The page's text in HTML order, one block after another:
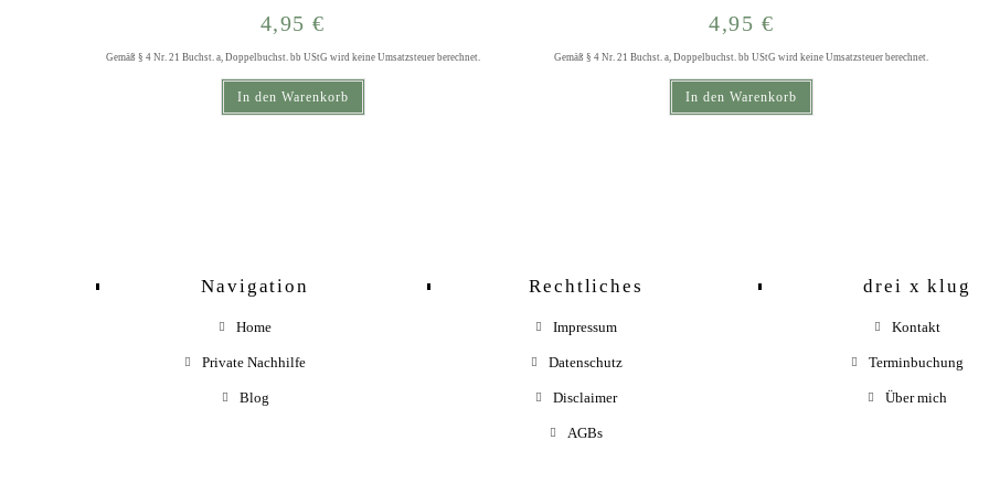
4,95€
Gemäß § 4 Nr. 21 Buchst. a, Doppelbuchst. bb UStG wird keine Umsatzsteuer berechnet.
In den Warenkorb
4,95 €
Gemäß § 4 Nr. 21 Buchst. a, Doppelbuchst. bb UStG wird keine Umsatzsteuer berechnet.
In den Warenkorb
Navigation
Home
Private Nachhilfe
Blog
Rechtliches
Impressum
Datenschutz
Disclaimer
AGBs
drei x klug
Kontakt
Terminbuchung
Über mich